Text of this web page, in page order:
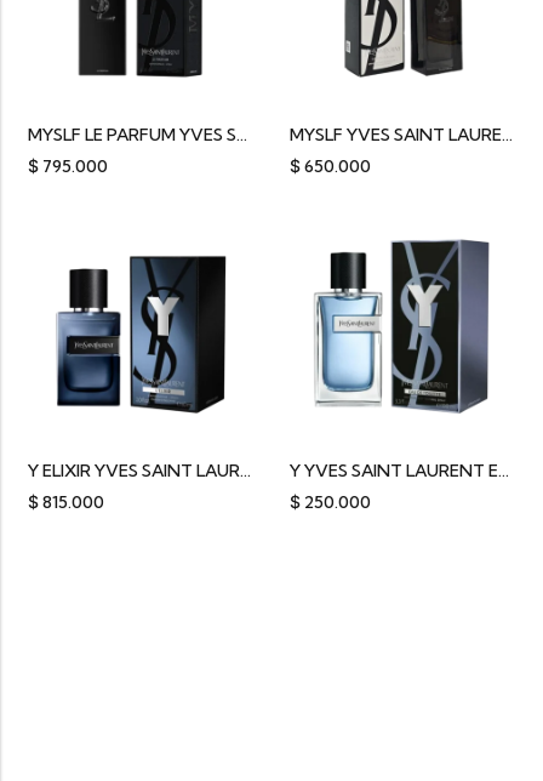
MYSLF LE PARFUM YVES SAINT LAURENT 100ML
$795.000
MYSLF YVES SAINT LAURENT EDP 100ML
$650.000
Y ELIXIR YVES SAINT LAURENT 60ML
$815.000
Y YVES SAINT LAURENT EDT 100ML
$ 250.000